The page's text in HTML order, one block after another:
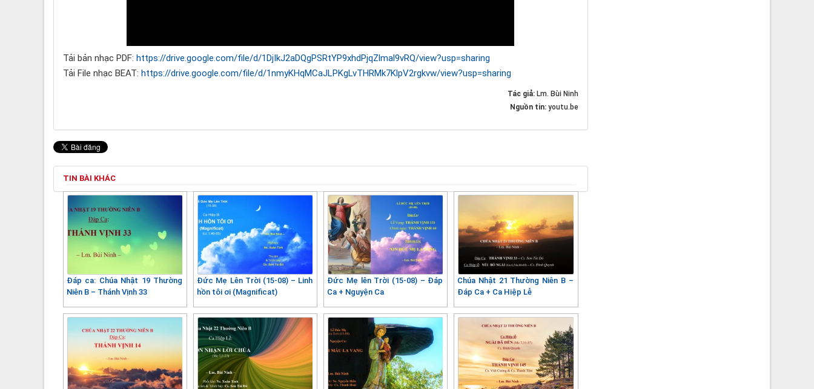
Tải bản nhạc PDF: https://drive.google.com/file/d/1DjIkJ2aDQgPSRtYP9xhdPjqZlmal9vRQ/view?usp=sharing
Tải File nhạc BEAT: https://drive.google.com/file/d/1nmyKHqMCaJLPKgLvTHRMk7KlpV2rgkvw/view?usp=sharing
Tác giả: Lm. Bùi Ninh
Nguồn tin: youtu.be
TIN BÀI KHÁC
Đáp ca: Chúa Nhật 19 Thường
Niên B – Thánh Vịnh 33
Đức Mẹ Lên Trời (15-08) – Linh
hồn tôi ơi (Magnificat)
Đức Mẹ lên Trời (15-08) – Đáp
Ca + Nguyện Ca
Chúa Nhật 21 Thường Niên B –
Đáp Ca + Ca Hiệp Lễ